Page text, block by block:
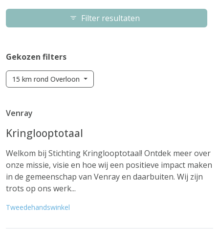
Filter resultaten
Gekozen filters
15 km rond Overloon
Venray
Kringlooptotaal
Welkom bij Stichting Kringlooptotaal! Ontdek meer over
onze missie, visie en hoe wij een positieve impact maken
in de gemeenschap van Venray en daarbuiten. Wij zijn
trots op ons werk...
Tweedehandswinkel